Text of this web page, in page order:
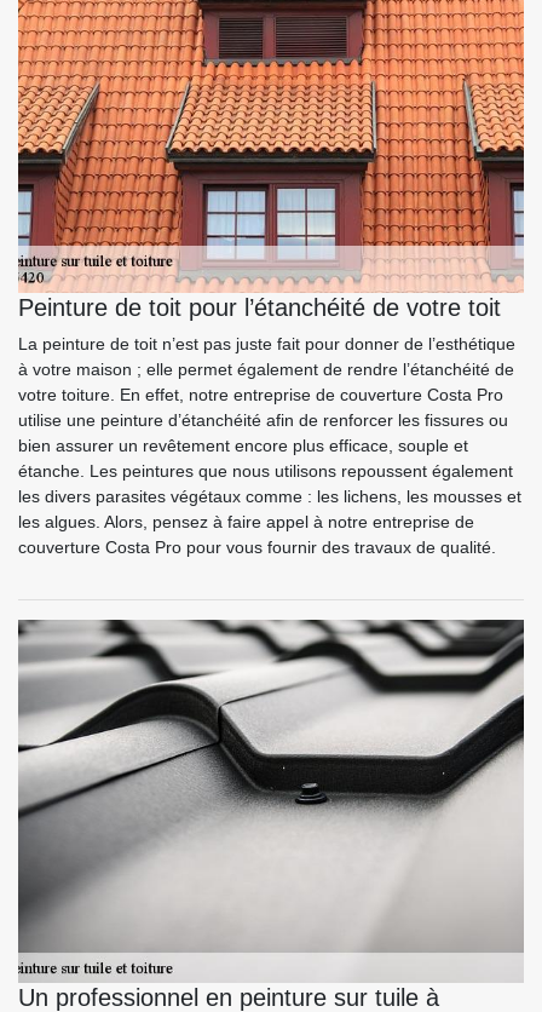
Peinture de toit pour l’étanchéité de votre toit
La peinture de toit n’est pas juste fait pour donner de l’esthétique
à votre maison ; elle permet également de rendre l’étanchéité de
votre toiture. En effet, notre entreprise de couverture Costa Pro
utilise une peinture d’étanchéité afin de renforcer les fissures ou
bien assurer un revêtement encore plus efficace, souple et
étanche. Les peintures que nous utilisons repoussent également
les divers parasites végétaux comme : les lichens, les mousses et
les algues. Alors, pensez à faire appel à notre entreprise de
couverture Costa Pro pour vous fournir des travaux de qualité.
Un professionnel en peinture sur tuile à